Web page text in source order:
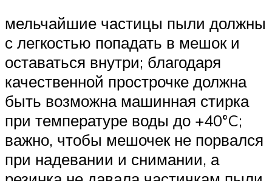
мельчайшие частицы пыли должны
с легкостью попадать в мешок и
оставаться внутри; благодаря
качественной прострочке должна
быть возможна машинная стирка
при температуре воды до +40°C;
важно, чтобы мешочек не порвался
при надевании и снимании, а